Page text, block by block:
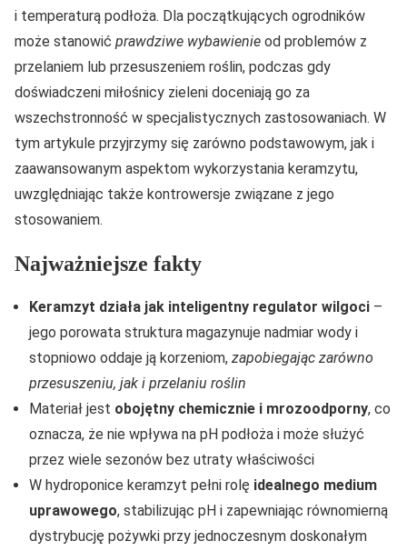
i temperaturą podłoża. Dla początkujących ogrodników
może stanowić prawdziwe wybawienie od problemów z
przelaniem lub przesuszeniem roślin, podczas gdy
doświadczeni miłośnicy zieleni doceniają go za
wszechstronność w specjalistycznych zastosowaniach. W
tym artykule przyjrzymy się zarówno podstawowym, jak i
zaawansowanym aspektom wykorzystania keramzytu,
uwzględniając także kontrowersje związane z jego
stosowaniem.
Najważniejsze fakty
Keramzyt działa jak inteligentny regulator wilgoci –
jego porowata struktura magazynuje nadmiar wody i
stopniowo oddaje ją korzeniom, zapobiegając zarówno
przesuszeniu, jak i przelaniu roślin
Materiał jest obojętny chemicznie i mrozoodporny, co
oznacza, że nie wpływa na pH podłoża i może służyć
przez wiele sezonów bez utraty właściwości
W hydroponice keramzyt pełni rolę idealnego medium
uprawowego, stabilizując pH i zapewniając równomierną
dystrybucję pożywki przy jednoczesnym doskonałym